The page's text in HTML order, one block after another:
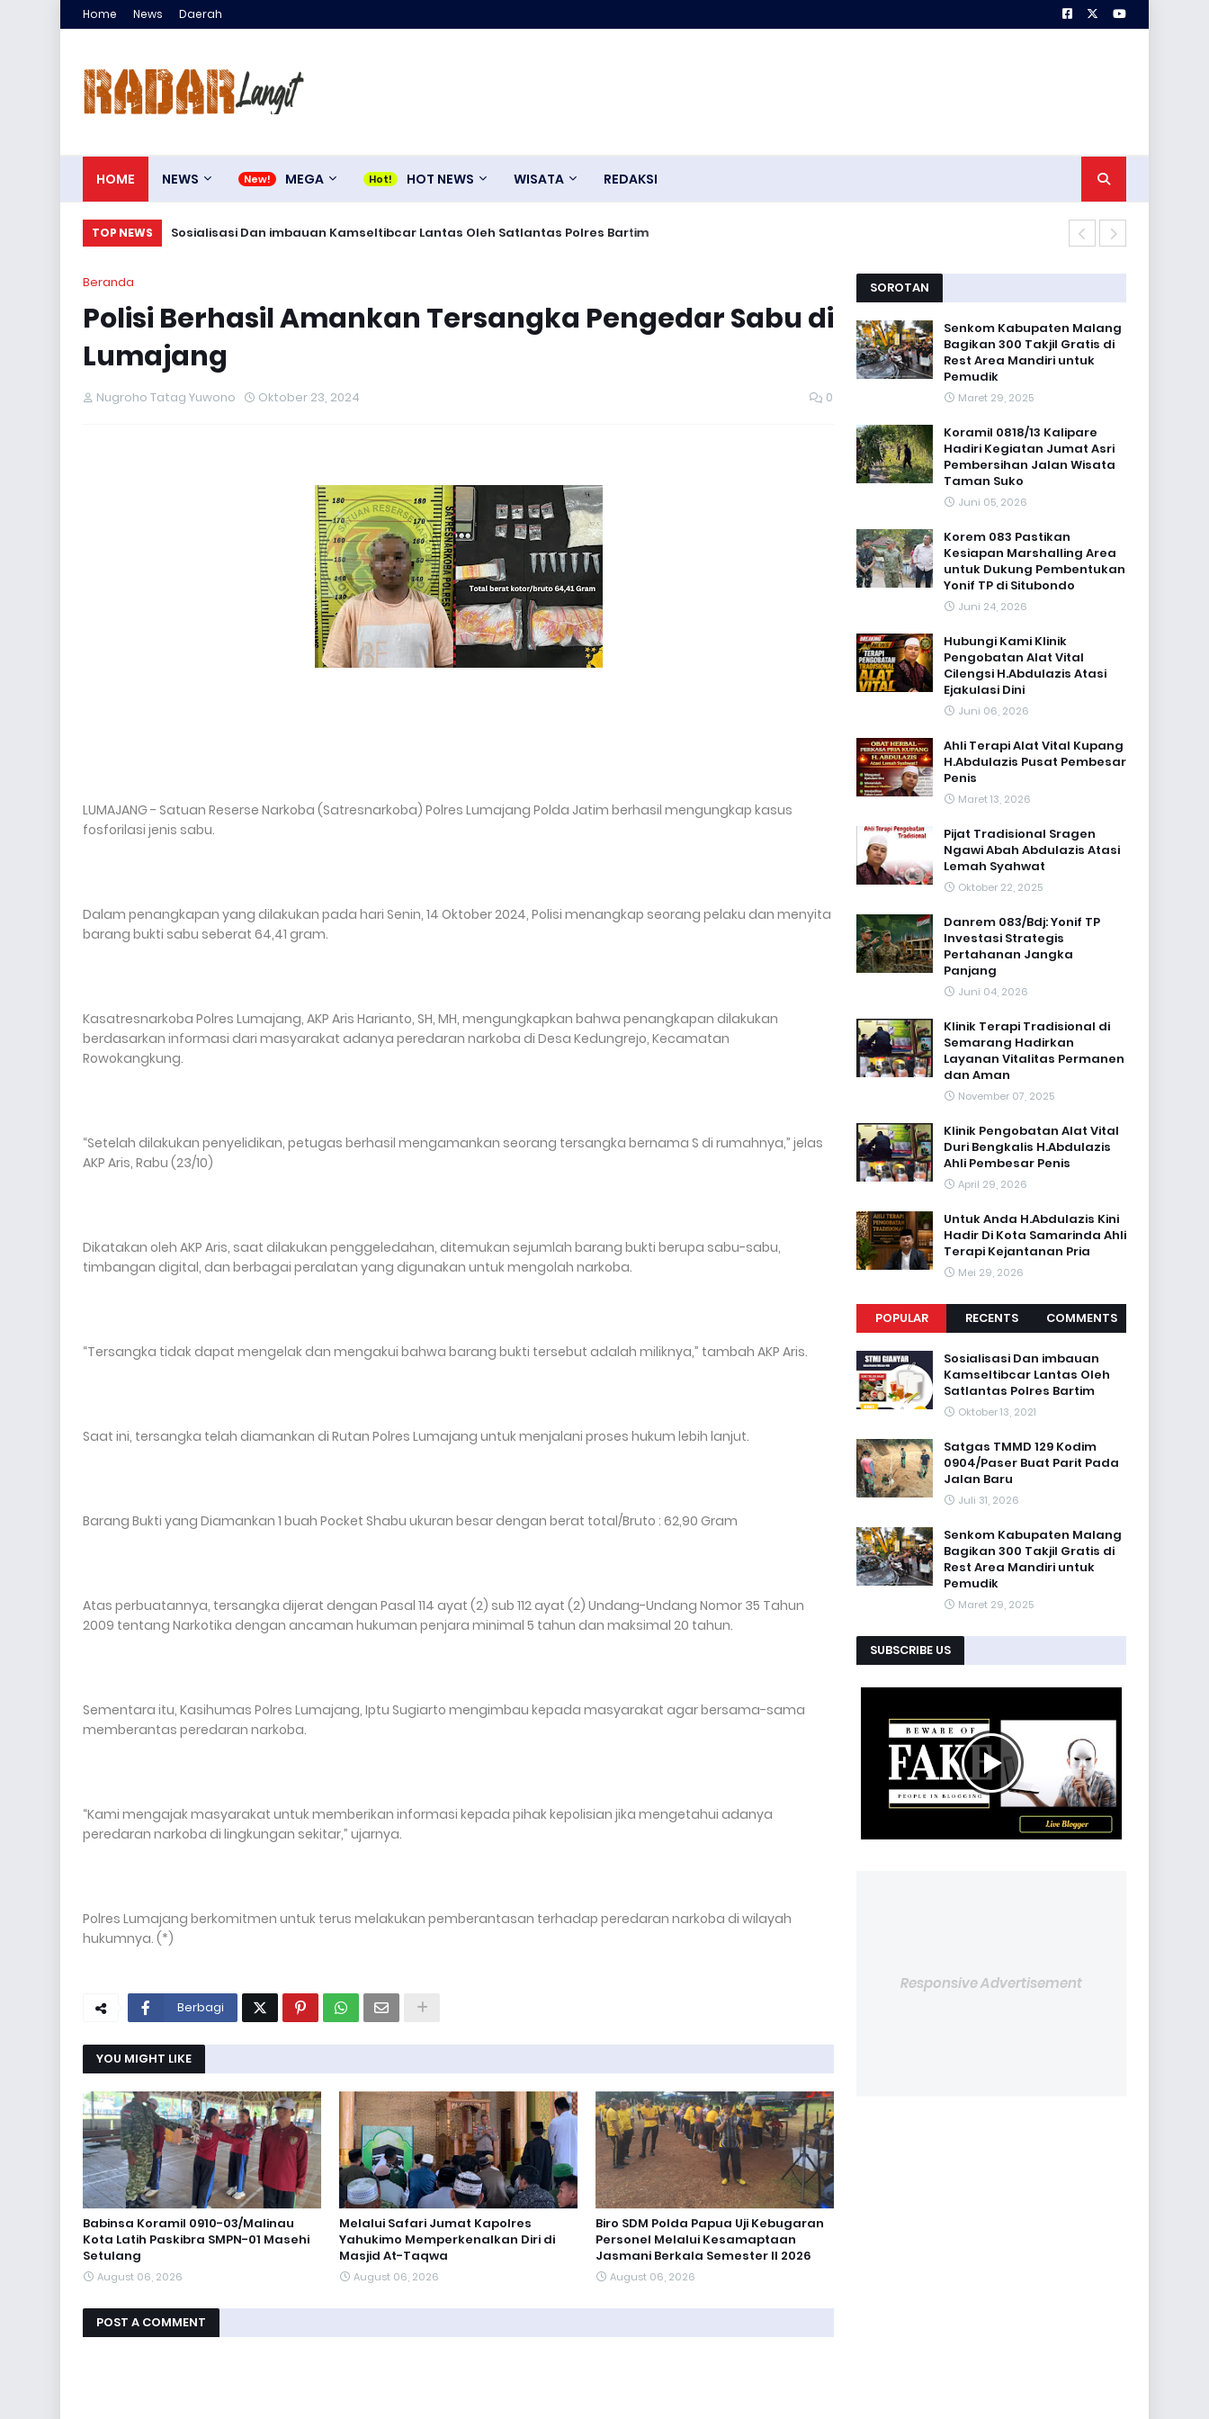
Home News Daerah
HOME NEWS MEGA HOT NEWS WISATA REDAKSI
TOP NEWS Sosialisasi Dan imbauan Kamseltibcar Lantas Oleh Satlantas Polres Bartim
Satgas TMMD 129 Kodim 0904/Paser Buat Parit Pada Jalan Baru
Beranda
Polisi Berhasil Amankan Tersangka Pengedar Sabu di
Lumajang
Nugroho Tatag Yuwono Oktober 23, 2024 0
LUMAJANG - Satuan Reserse Narkoba (Satresnarkoba) Polres Lumajang Polda Jatim berhasil mengungkap kasus
fosforilasi jenis sabu.
Dalam penangkapan yang dilakukan pada hari Senin, 14 Oktober 2024, Polisi menangkap seorang pelaku dan menyita
barang bukti sabu seberat 64,41 gram.
Kasatresnarkoba Polres Lumajang, AKP Aris Harianto, SH, MH, mengungkapkan bahwa penangkapan dilakukan
berdasarkan informasi dari masyarakat adanya peredaran narkoba di Desa Kedungrejo, Kecamatan
Rowokangkung.
“Setelah dilakukan penyelidikan, petugas berhasil mengamankan seorang tersangka bernama S di rumahnya,” jelas
AKP Aris, Rabu (23/10)
Dikatakan oleh AKP Aris, saat dilakukan penggeledahan, ditemukan sejumlah barang bukti berupa sabu-sabu,
timbangan digital, dan berbagai peralatan yang digunakan untuk mengolah narkoba.
“Tersangka tidak dapat mengelak dan mengakui bahwa barang bukti tersebut adalah miliknya,” tambah AKP Aris.
Saat ini, tersangka telah diamankan di Rutan Polres Lumajang untuk menjalani proses hukum lebih lanjut.
Barang Bukti yang Diamankan 1 buah Pocket Shabu ukuran besar dengan berat total/Bruto : 62,90 Gram
Atas perbuatannya, tersangka dijerat dengan Pasal 114 ayat (2) sub 112 ayat (2) Undang-Undang Nomor 35 Tahun
2009 tentang Narkotika dengan ancaman hukuman penjara minimal 5 tahun dan maksimal 20 tahun.
Sementara itu, Kasihumas Polres Lumajang, Iptu Sugiarto mengimbau kepada masyarakat agar bersama-sama
memberantas peredaran narkoba.
“Kami mengajak masyarakat untuk memberikan informasi kepada pihak kepolisian jika mengetahui adanya
peredaran narkoba di lingkungan sekitar,” ujarnya.
Polres Lumajang berkomitmen untuk terus melakukan pemberantasan terhadap peredaran narkoba di wilayah
hukumnya. (*)
Berbagi
YOU MIGHT LIKE
Babinsa Koramil 0910-03/Malinau
Kota Latih Paskibra SMPN-01 Masehi
Setulang
August 06, 2026
Melalui Safari Jumat Kapolres
Yahukimo Memperkenalkan Diri di
Masjid At-Taqwa
August 06, 2026
Biro SDM Polda Papua Uji Kebugaran
Personel Melalui Kesamaptaan
Jasmani Berkala Semester II 2026
August 06, 2026
POST A COMMENT
SOROTAN
Senkom Kabupaten Malang
Bagikan 300 Takjil Gratis di
Rest Area Mandiri untuk
Pemudik
Maret 29, 2025
Koramil 0818/13 Kalipare
Hadiri Kegiatan Jumat Asri
Pembersihan Jalan Wisata
Taman Suko
Juni 05, 2026
Korem 083 Pastikan
Kesiapan Marshalling Area
untuk Dukung Pembentukan
Yonif TP di Situbondo
Juni 24, 2026
Hubungi Kami Klinik
Pengobatan Alat Vital
Cilengsi H.Abdulazis Atasi
Ejakulasi Dini
Juni 06, 2026
Ahli Terapi Alat Vital Kupang
H.Abdulazis Pusat Pembesar
Penis
Maret 13, 2026
Pijat Tradisional Sragen
Ngawi Abah Abdulazis Atasi
Lemah Syahwat
Oktober 22, 2025
Danrem 083/Bdj: Yonif TP
Investasi Strategis
Pertahanan Jangka
Panjang
Juni 04, 2026
Klinik Terapi Tradisional di
Semarang Hadirkan
Layanan Vitalitas Permanen
dan Aman
November 07, 2025
Klinik Pengobatan Alat Vital
Duri Bengkalis H.Abdulazis
Ahli Pembesar Penis
April 29, 2026
Untuk Anda H.Abdulazis Kini
Hadir Di Kota Samarinda Ahli
Terapi Kejantanan Pria
Mei 29, 2026
POPULAR RECENTS COMMENTS
Sosialisasi Dan imbauan
Kamseltibcar Lantas Oleh
Satlantas Polres Bartim
Oktober 13, 2021
Satgas TMMD 129 Kodim
0904/Paser Buat Parit Pada
Jalan Baru
Juli 31, 2026
Senkom Kabupaten Malang
Bagikan 300 Takjil Gratis di
Rest Area Mandiri untuk
Pemudik
Maret 29, 2025
SUBSCRIBE US
Responsive Advertisement